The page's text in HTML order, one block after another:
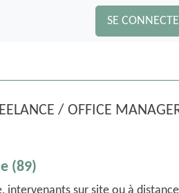
SE
/ OFFICE
(89)
, intervenants sur site ou à